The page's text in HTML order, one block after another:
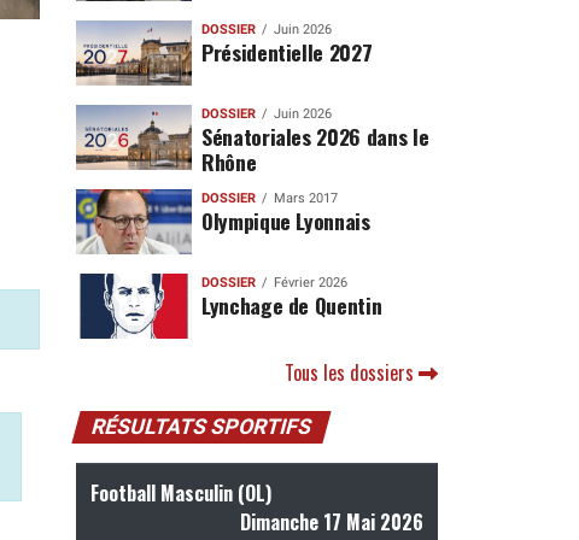
DOSSIER Juin 2026
Présidentielle 2027
DOSSIER Juin 2026
Sénatoriales 2026 dans le
Rhône
DOSSIER Mars 2017
Olympique Lyonnais
DOSSIER Février 2026
Lynchage de Quentin
Tous les dossiers
RÉSULTATS SPORTIFS
Football Masculin (OL)
Dimanche 17 Mai 2026